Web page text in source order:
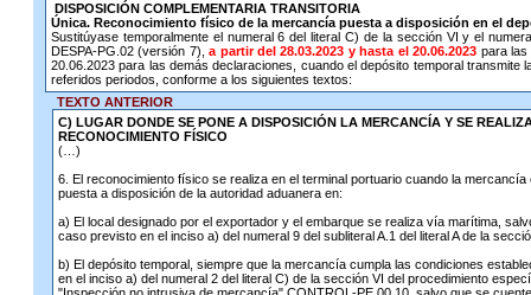
DISPOSICIÓN COMPLEMENTARIA TRANSITORIA
Única. Reconocimiento físico de la mercancía puesta a disposición en el
Sustitúyase temporalmente el numeral 6 del literal C) de la sección VI y el
DESPA-PG.02 (versión 7),a partir del 28.03.2023 y hasta el 20.06.2023 para las
20.06.2023 para las demás declaraciones, cuando el depósito temporal
referidos periodos, conforme a los siguientes textos:
TEXTO ANTERIOR
C) LUGAR DONDE SE PONE A DISPOSICIÓN LA MERCANCÍA Y SE
RECONOCIMIENTO FÍSICO
(…)
6. El reconocimiento físico se realiza en el terminal portuario cuando la mercancía
puesta a disposición de la autoridad aduanera en:
a) El local designado por el exportador y el embarque se realiza vía marítima,
caso previsto en el inciso a) del numeral 9 del subliteral A.1 del literal A de la
b) El depósito temporal, siempre que la mercancía cumpla las condiciones
en el inciso a) del numeral 2 del literal C) de la sección VI del procedimiento